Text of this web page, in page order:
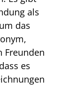
als
das
Freunden
es